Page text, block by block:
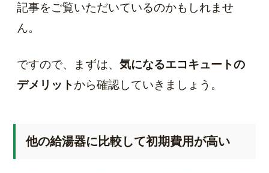
記事をご覧いただいているのかもしれませ
ん。
ですので、まずは、 気になるエコキュートの
デメリットから確認していきましょう。
他の給湯器に比較して初期費用が高い